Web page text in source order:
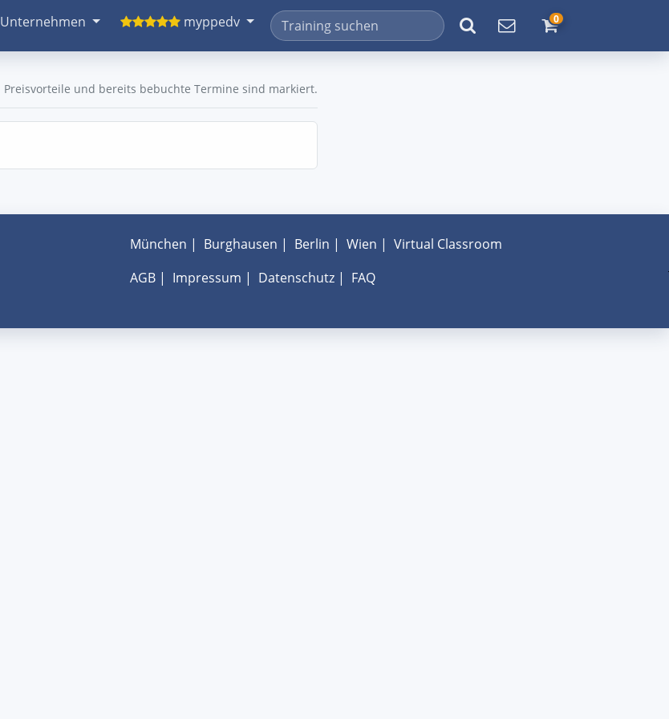
Unternehmen myppedv 0
Preisvorteile und bereits bebuchte Termine sind markiert.
München | Burghausen | Berlin | Wien | Virtual Classroom
AGB| Impressum | Datenschutz| FAQ